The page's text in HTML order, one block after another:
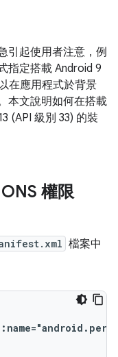
引起使用者注意，例
指定搭載 Android 9
在應用程式於背景
本文說明如何在搭載
(API 級別 33) 的裝
權限
檔案中